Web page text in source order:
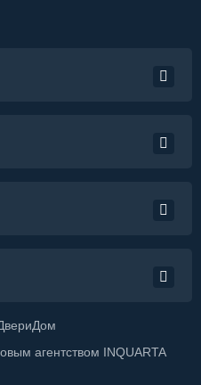
ДвериДом
агентством INQUARTA